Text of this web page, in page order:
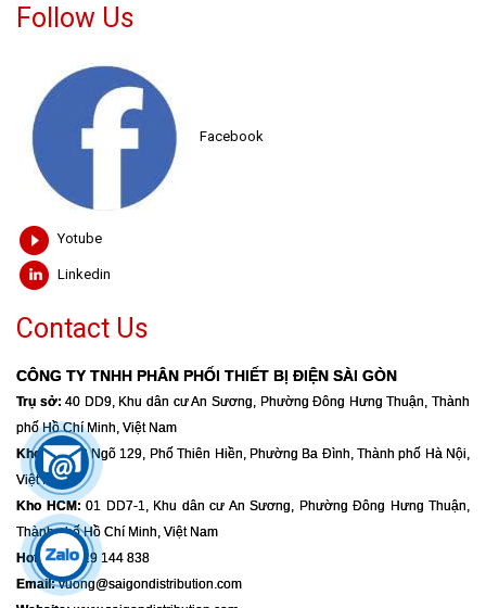
Follow Us
Facebook
Yotube
Linkedin
Contact Us
CÔNG TY TNHH PHÂN PHỐI THIẾT BỊ ĐIỆN SÀI GÒN
Trụ sở: 40 DD9, Khu dân cư An Sương, Phường Đông Hưng Thuận, Thành
phố Hồ Chí Minh, Việt Nam
Kho HN:39 Ngõ 129, Phố Thiên Hiền, Phường Ba Đình, Thành phố Hà Nội,
Việt Nam
Kho HCM: 01 DD7-1, Khu dân cư An Sương, Phường Đông Hưng Thuận,
Thành phố Hồ Chí Minh, Việt Nam
Hotline:0919 144 838
Email:vuong@saigondistribution.com